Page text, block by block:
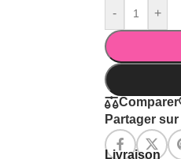
- +
Comparer
Partager sur
Livraison